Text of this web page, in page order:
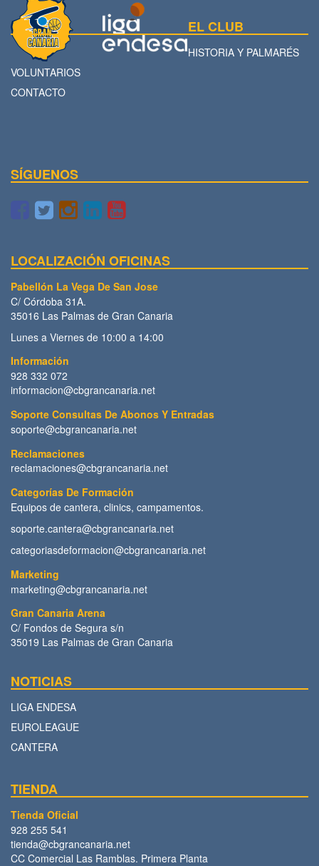
EL CLUB
HISTORIA Y PALMARÉS
VOLUNTARIOS
CONTACTO
SÍGUENOS
LOCALIZACIÓN OFICINAS
Pabellón La Vega De San Jose
C/ Córdoba 31A.
35016 Las Palmas de Gran Canaria
Lunes a Viernes de 10:00 a 14:00
Información
928 332 072
informacion@cbgrancanaria.net
Soporte Consultas De Abonos Y Entradas
soporte@cbgrancanaria.net
Reclamaciones
reclamaciones@cbgrancanaria.net
Categorías De Formación
Equipos de cantera, clinics, campamentos.
soporte.cantera@cbgrancanaria.net
categoriasdeformacion@cbgrancanaria.net
Marketing
marketing@cbgrancanaria.net
Gran Canaria Arena
C/ Fondos de Segura s/n
35019 Las Palmas de Gran Canaria
NOTICIAS
LIGA ENDESA
EUROLEAGUE
CANTERA
TIENDA
Tienda Oficial
928 255 541
tienda@cbgrancanaria.net
CC Comercial Las Ramblas. Primera Planta